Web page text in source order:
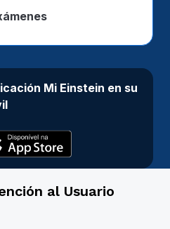
Mi Einstein en su
al Usuario